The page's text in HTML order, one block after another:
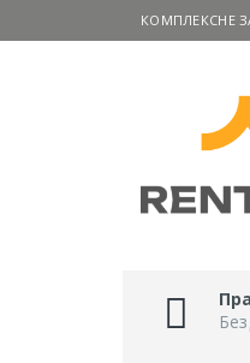
КОМПЛЕКСНЕ